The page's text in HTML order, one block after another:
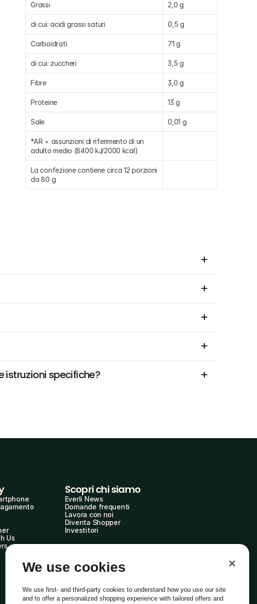
Grassi 2,0 g
di cui: acidi grassi saturi 0,5 g
Carboidrati 71 g
di cui: zuccheri 3,5 g
Fibre 3,0 g
Proteine 13 g
Sale 0,01 g
*AR = assunzioni di riferimento di un
adulto medio (8400 kJ/2000 kcal)
La confezione contiene circa 12 porzioni
da 80 g
istruzioni specifiche?
Us
Scopri chi siamo
Everli News
Domande frequenti
Lavora con noi
Diventa Shopper
Investitori
We use cookies
We use first- and third-party cookies to understand how you use our site
and to offer a personalized shopping experience with tailored offers and